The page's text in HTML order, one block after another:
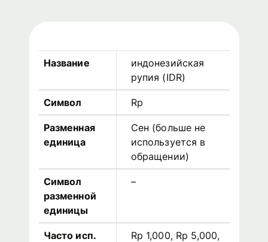
Название
индонезийская
рупия (IDR)
Символ Rp
Разменная
единица
Сен (больше не
используется в
обращении)
Символ
разменной
единицы
–
Часто исп.
Rp 1,000, Rp 5,000,